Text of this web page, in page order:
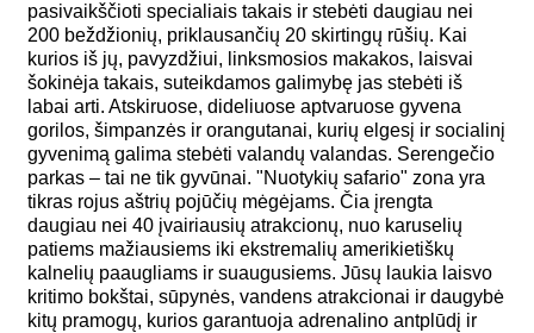
pasivaikščioti specialiais takais ir stebėti daugiau nei
200 beždžionių, priklausančių 20 skirtingų rūšių. Kai
kurios iš jų, pavyzdžiui, linksmosios makakos, laisvai
šokinėja takais, suteikdamos galimybę jas stebėti iš
labai arti. Atskiruose, dideliuose aptvaruose gyvena
gorilos, šimpanzės ir orangutanai, kurių elgesį ir socialinį
gyvenimą galima stebėti valandų valandas. Serengečio
parkas – tai ne tik gyvūnai. "Nuotykių safario" zona yra
tikras rojus aštrių pojūčių mėgėjams. Čia įrengta
daugiau nei 40 įvairiausių atrakcionų, nuo karuselių
patiems mažiausiems iki ekstremalių amerikietiškų
kalnelių paaugliams ir suaugusiems. Jūsų laukia laisvo
kritimo bokštai, sūpynės, vandens atrakcionai ir daugybė
kitų pramogų, kurios garantuoja adrenalino antplūdį ir